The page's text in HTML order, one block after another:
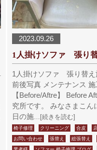
2023.09.26
1人掛けソファ 張り
1人掛けソファ 張り替
前後写真 メンテナンス
【Before/Aftre】 Before
究所です。 みなさまこん
日の施 …[続きを読む]
椅子修理 クリーニング 合皮
お問い合わせ
張替え 総張替え